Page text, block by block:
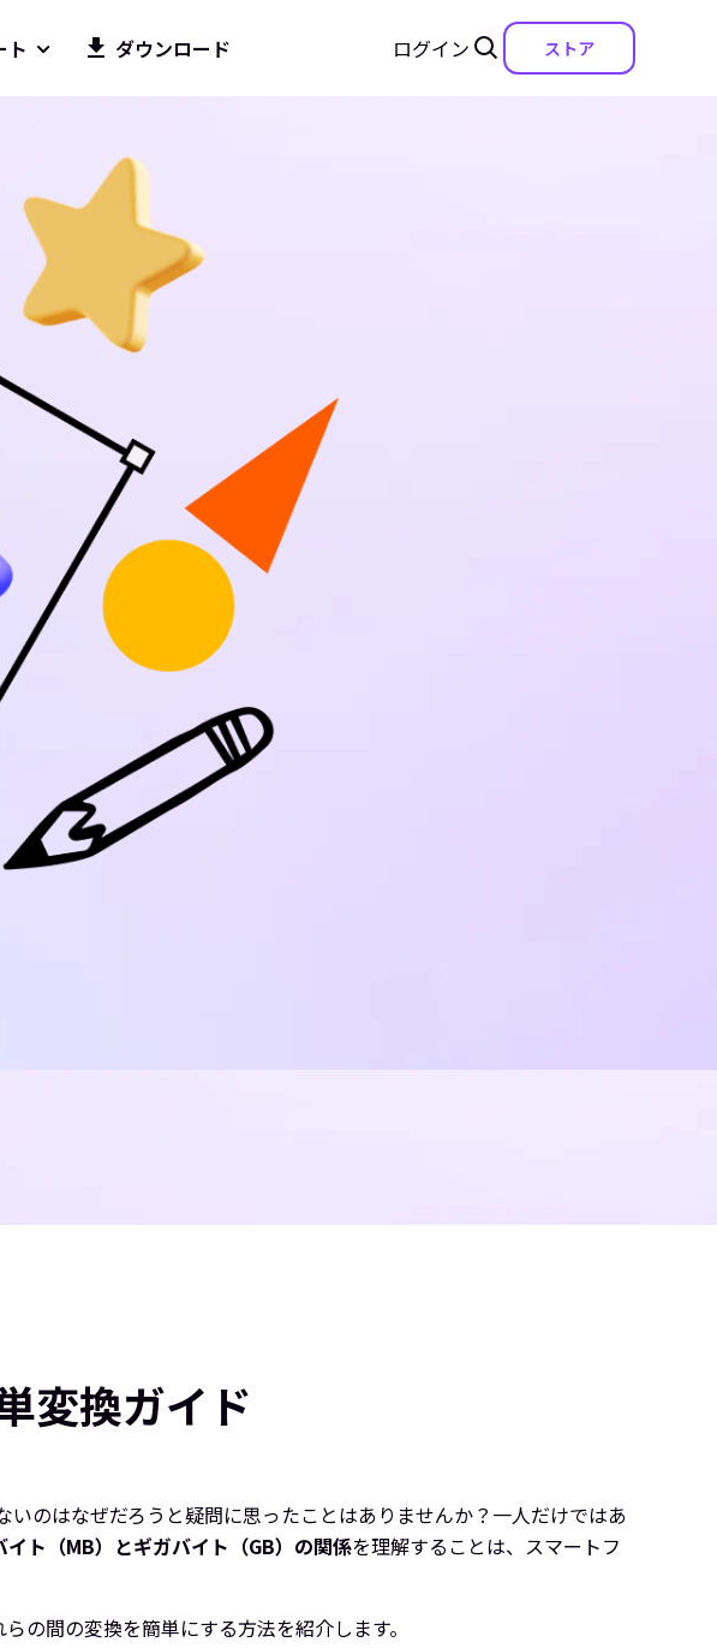
ログイン ストア
ト ダウンロード
変換ガイド
のはなぜだろうと疑問に思ったことはありませんか？一人だけではあ
イト（MB）とギガバイト（GB）の関係を理解することは、スマートフ
の間の変換を簡単にする方法を紹介します。